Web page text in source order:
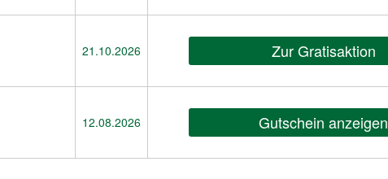
21.10.2026 Zur Gratisaktion
12.08.2026 Gutschein anzeigen